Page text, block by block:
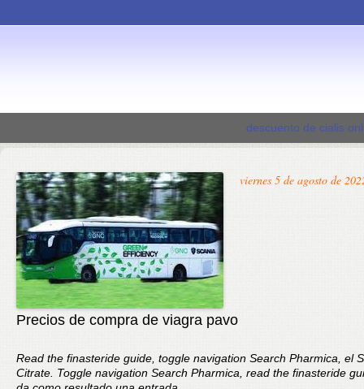
descuento de cialis
viernes 5 de agosto de
Precios de compra de viagra pavo
Read the finasteride guide, toggle navigation Search Pharmica, el
Citrate. Toggle navigation Search Pharmica, read the finasteride